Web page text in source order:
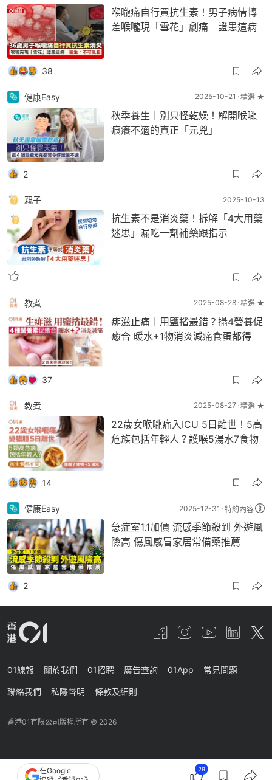
喉嚨痛自行買抗生素！男子病情轉
差喉嚨現「雪花」劇痛 證患這病
38
健康Easy 2025-10-21 精選 ★
秋季養生｜別只怪乾燥！解開喉嚨
痕癢不適的真正「元兇」
2
親子 2025-10-13
抗生素不是消炎藥！拆解「4大用藥
迷思」漏吃一劑補藥跟指示
教煮 2025-08-28 精選 ★
痱滋止痛｜用鹽㨘最錯？攝4營養促
癒合 暖水+1物消炎減痛食蛋都得
37
教煮 2025-08-27 精選 ★
22歲女喉嚨痛入ICU 5日離世！5高
危族包括年輕人？護喉5湯水7食物
14
健康Easy 2025-12-31 特約內容
急症室1.1加價 流感季節殺到 外遊風
險高 傷風感冒家居常備藥推薦
2
在Google
29
01線報 關於我們 01招聘 廣告查詢 01App 常見問題
聯絡我們 私隱聲明 條款及細則
香港01有限公司版權所有 © 2026